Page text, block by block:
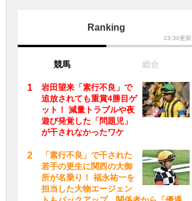
Ranking
23:30更新
競馬 総合
岩田望来「素行不良」で
追放されても重賞4勝目ゲ
ット！ 減量トラブルや夜
遊び発覚した「問題児」
が干されなかったワケ
「素行不良」で干された
若手の更生に関西の大御
所が名乗り！ 福永祐一を
担当した大物エージェン